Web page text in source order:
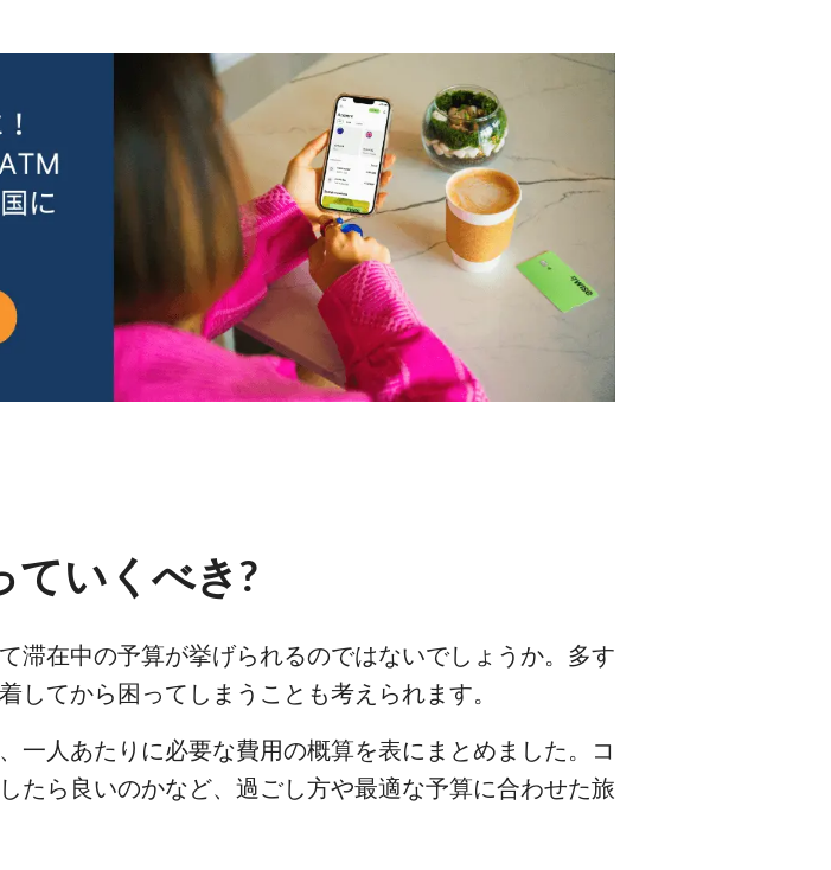
ていくべき?
滞在中の予算が挙げられるのではないでしょうか。多す
てから困ってしまうことも考えられます。
一人あたりに必要な費用の概算を表にまとめました。コ
たら良いのかなど、過ごし方や最適な予算に合わせた旅